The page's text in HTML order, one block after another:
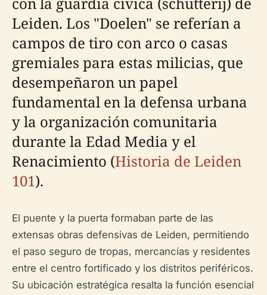
Leiden. Los "Doelen" se referían a
campos de tiro con arco o casas
gremiales para estas milicias, que
desempeñaron un papel
fundamental en la defensa urbana
y la organización comunitaria
durante la Edad Media y el
Renacimiento (Historia de Leiden
101).
El puente y la puerta formaban parte de las
extensas obras defensivas de Leiden, permitiendo
el paso seguro de tropas, mercancías y residentes
entre el centro fortificado y los distritos periféricos.
Su ubicación estratégica resalta la función esencial